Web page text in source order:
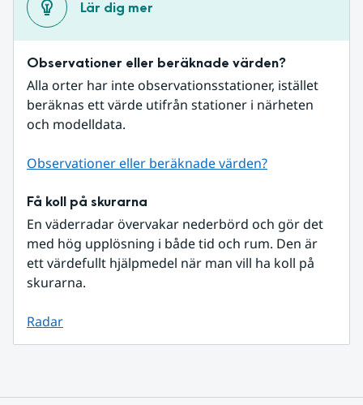
Lär dig mer
Observationer eller beräknade värden?
Alla orter har inte observationsstationer, istället
beräknas ett värde utifrån stationer i närheten
och modelldata.
Observationer eller beräknade värden?
Få koll på skurarna
En väderradar övervakar nederbörd och gör det
med hög upplösning i både tid och rum. Den är
ett värdefullt hjälpmedel när man vill ha koll på
skurarna.
Radar